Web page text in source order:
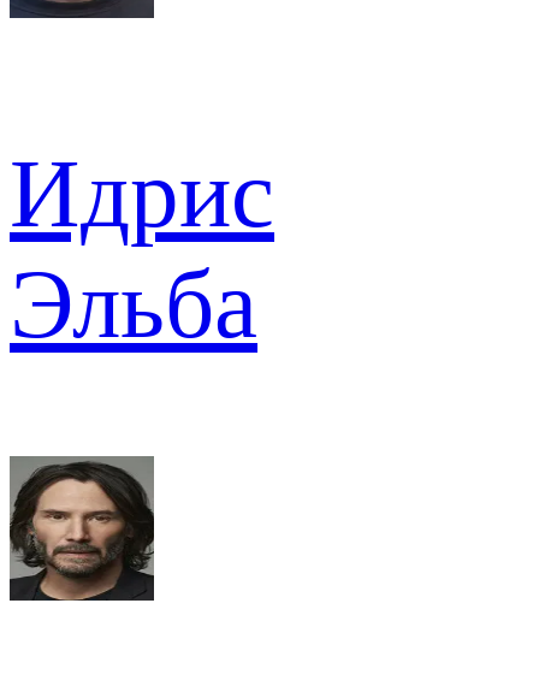
Идрис
Эльба